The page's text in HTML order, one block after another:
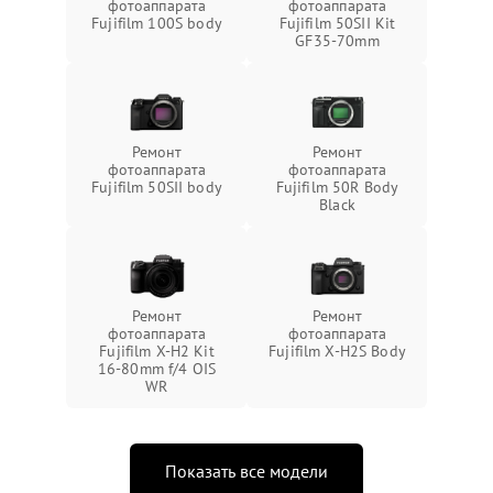
фотоаппарата
Fujifilm 100S body
фотоаппарата
Fujifilm 50SII Kit
GF35-70mm
Ремонт
фотоаппарата
Fujifilm 50SII body
Ремонт
фотоаппарата
Fujifilm 50R Body
Black
Ремонт
фотоаппарата
Fujifilm X-H2 Kit
16-80mm f/4 OIS
WR
Ремонт
фотоаппарата
Fujifilm X-H2S Body
Показать все модели